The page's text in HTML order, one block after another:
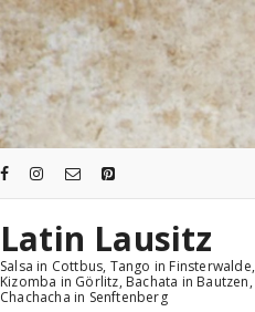
Latin Lausitz
Salsa in Cottbus, Tango in Finsterwalde,
Kizomba in Görlitz, Bachata in Bautzen,
Chachacha in Senftenberg